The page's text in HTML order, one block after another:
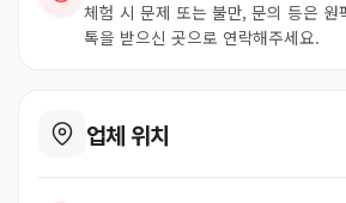
체험 시 문제 또는 불만, 문의 등은 원
톡을 받으신 곳으로 연락해주세요.
업체 위치